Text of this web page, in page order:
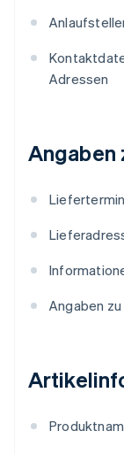
Adressen
Angaben
Angaben